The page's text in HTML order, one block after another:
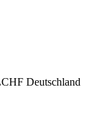
Deutschland